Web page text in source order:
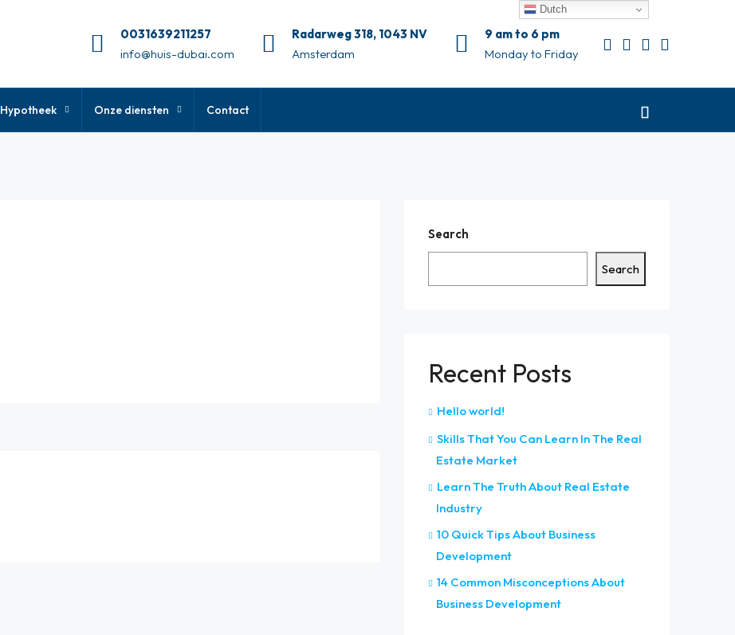
0031639211257
info@huis-dubai.com
Radarweg 318, 1043 NV
Amsterdam
9 am to 6 pm
Monday to Friday
Hypotheek Onze diensten Contact
Search
Search
Recent Posts
Hello world!
Skills That You Can Learn In The Real
Estate Market
Learn The Truth About Real Estate
Industry
10 Quick Tips About Business
Development
14 Common Misconceptions About
Business Development
Dutch